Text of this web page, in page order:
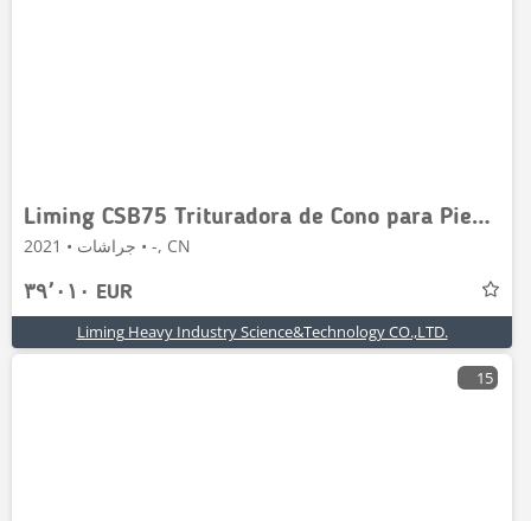
Liming CSB75 Trituradora de Cono para Piedra de Río
جراشات • 2021 • -, CN
٣٩٬٠١٠ EUR
Liming Heavy Industry Science&Technology CO.,LTD.
15